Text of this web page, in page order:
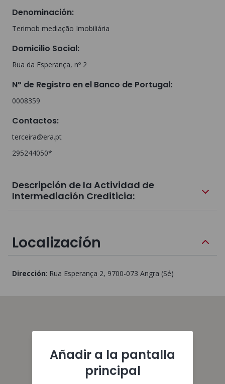
Denominación:
Terimob mediação Imobiliária
Domicilio Social:
Rua da Esperança, nº 2
Nº de Registro en el Banco de Portugal:
0008359
Contactos:
terceira@era.pt
295244050*
Descripción de la Actividad de
Intermediación Crediticia:
Localización
Dirección: Rua Esperança 2, 9700-073 Angra (Sé)
Añadir a la pantalla
principal